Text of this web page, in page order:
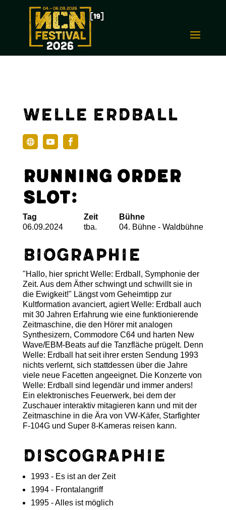
Welle Erdball
Running Order
Slot:
Tag
06.09.2024
Zeit
tba.
Bühne
04. Bühne - Waldbühne
Biographie
"Hallo, hier spricht Welle: Erdball, Symphonie der
Zeit. Aus dem Äther schwingt und schwillt sie in
die Ewigkeit!" Längst vom Geheimtipp zur
Kultformation avanciert, agiert Welle: Erdball auch
mit 30 Jahren Erfahrung wie eine funktionierende
Zeitmaschine, die den Hörer mit analogen
Synthesizern, Commodore C64 und harten New
Wave/EBM-Beats auf die Tanzfläche prügelt. Denn
Welle: Erdball hat seit ihrer ersten Sendung 1993
nichts verlernt, sich stattdessen über die Jahre
viele neue Facetten angeeignet. Die Konzerte von
Welle: Erdball sind legendär und immer anders!
Ein elektronisches Feuerwerk, bei dem der
Zuschauer interaktiv mitagieren kann und mit der
Zeitmaschine in die Ära von VW-Käfer, Starfighter
F-104G und Super 8-Kameras reisen kann.
Discographie
1993 - Es ist an der Zeit
1994 - Frontalangriff
1995 - Alles ist möglich